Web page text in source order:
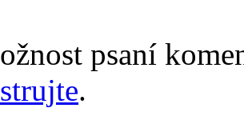
psaní
.